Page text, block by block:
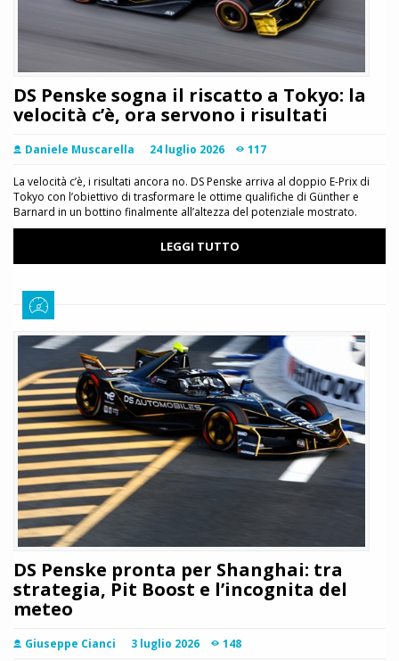
DS Penske sogna il riscatto a Tokyo: la
velocità c’è, ora servono i risultati
Daniele Muscarella 24 luglio 2026 117
La velocità c’è, i risultati ancora no. DS Penske arriva al doppio E-Prix di
Tokyo con l’obiettivo di trasformare le ottime qualifiche di Günther e
Barnard in un bottino finalmente all’altezza del potenziale mostrato.
LEGGI TUTTO
DS Penske pronta per Shanghai: tra
strategia, Pit Boost e l’incognita del
meteo
Giuseppe Cianci 3 luglio 2026 148